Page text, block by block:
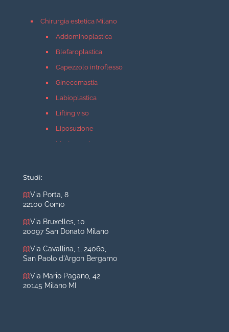
Chirurgia estetica Milano
Addominoplastica
Blefaroplastica
Capezzolo introflesso
Ginecomastia
Labioplastica
Lifting viso
Liposuzione
Mastopessi
Rinoplastica
Medicina estetica Milano
Acido ialuronico viso
Aumento labbra
Filler
Studi:
Via Porta, 8
22100 Como
Via Bruxelles, 10
20097 San Donato Milano
Via Cavallina, 1, 24060,
San Paolo d'Argon Bergamo
Via Mario Pagano, 42
20145 Milano MI